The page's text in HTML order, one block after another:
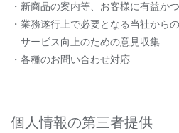
・新商品の案内等、お客様に有益か
・業務遂行上で必要となる当社から
サービス向上のための意見収集
・各種のお問い合わせ対応
個人情報の第三者提供